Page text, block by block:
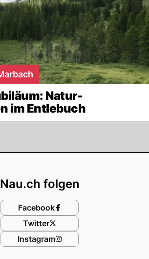
Natur-
im Entlebuch
Nau.ch folgen
Facebook
Twitter
Instagram